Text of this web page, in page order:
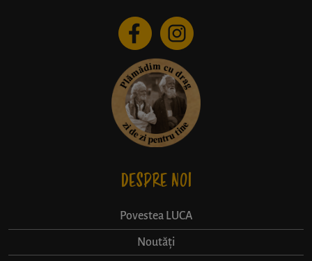
DESPRE NOI
Povestea LUCA
Noutăți